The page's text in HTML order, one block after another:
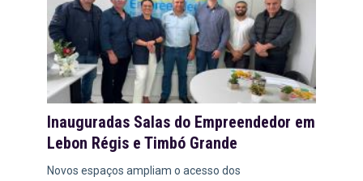
Inauguradas Salas do Empreendedor em
Lebon Régis e Timbó Grande
Novos espaços ampliam o acesso dos